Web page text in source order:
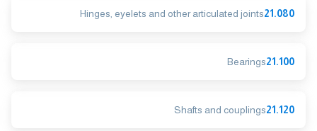
21.080
Hinges, eyelets and other articulated joints
21.100
Bearings
21.120
Shafts and couplings